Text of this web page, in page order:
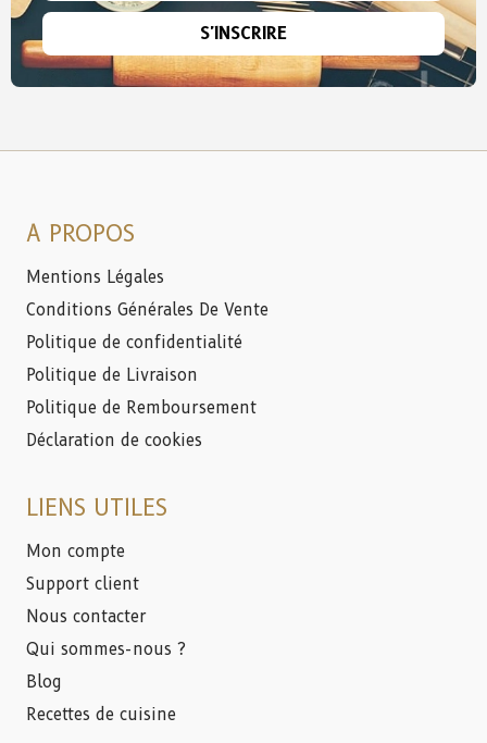
S'INSCRIRE
A PROPOS
Mentions Légales
Conditions Générales De Vente
Politique de confidentialité
Politique de Livraison
Politique de Remboursement
Déclaration de cookies
LIENS UTILES
Mon compte
Support client
Nous contacter
Qui sommes-nous ?
Blog
Recettes de cuisine